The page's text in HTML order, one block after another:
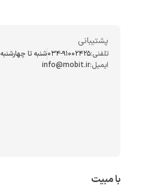
پشتیبانی
تلفنی:034-91002425شنبه تا چهارشنبه ۸ الی ۲۱ - پنجشنبه 8 الی ۲۰:۳۰
ایمیل:info@mobit.ir
با مبیت